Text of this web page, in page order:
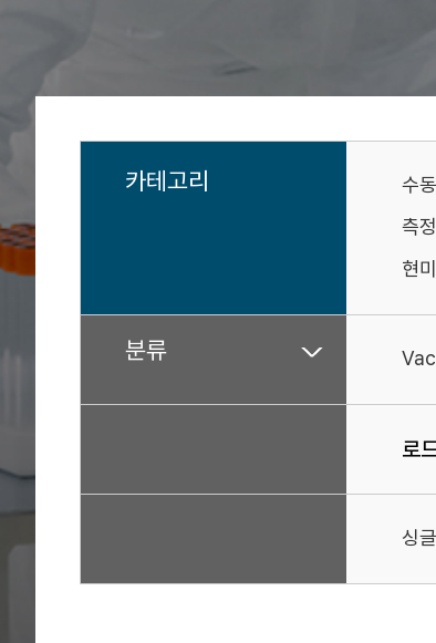
카테고리 수
측
현
분류
로
싱